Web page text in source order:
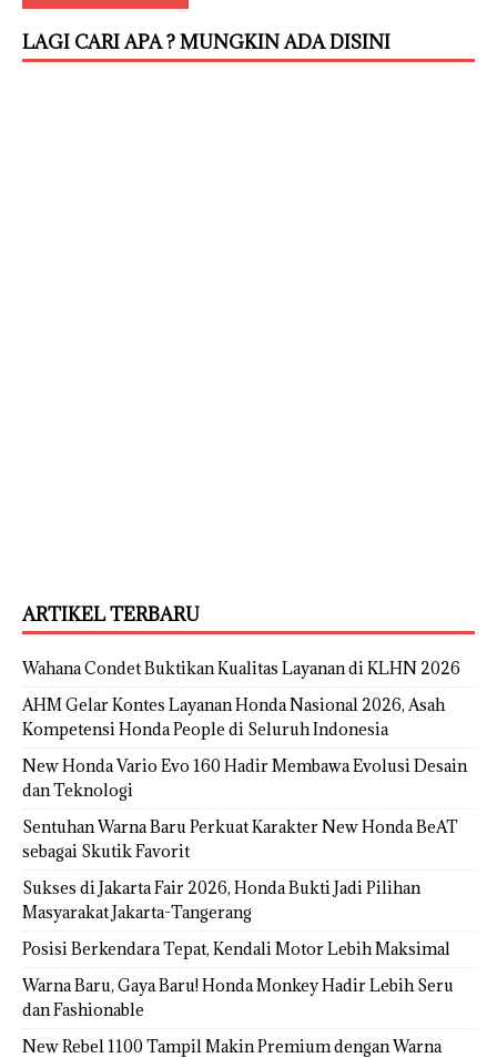
LAGI CARI APA ? MUNGKIN ADA DISINI
ARTIKEL TERBARU
Wahana Condet Buktikan Kualitas Layanan di KLHN 2026
AHM Gelar Kontes Layanan Honda Nasional 2026, Asah
Kompetensi Honda People di Seluruh Indonesia
New Honda Vario Evo 160 Hadir Membawa Evolusi Desain
dan Teknologi
Sentuhan Warna Baru Perkuat Karakter New Honda BeAT
sebagai Skutik Favorit
Sukses di Jakarta Fair 2026, Honda Bukti Jadi Pilihan
Masyarakat Jakarta-Tangerang
Posisi Berkendara Tepat, Kendali Motor Lebih Maksimal
Warna Baru, Gaya Baru! Honda Monkey Hadir Lebih Seru
dan Fashionable
New Rebel 1100 Tampil Makin Premium dengan Warna